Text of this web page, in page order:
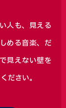
人も、見える
める音楽、 だ
見えない壁を
ださい。